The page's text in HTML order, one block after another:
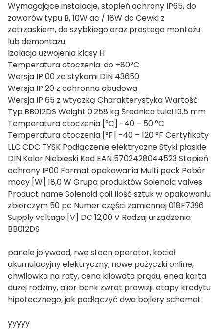
Wymagające instalacje, stopień ochrony IP65, do
zaworów typu B, 10W ac / 18W dc Cewki z
zatrzaskiem, do szybkiego oraz prostego montażu
lub demontażu
Izolacja uzwojenia klasy H
Temperatura otoczenia: do +80°C
Wersja IP 00 ze stykami DIN 43650
Wersja IP 20 z ochronna obudową
Wersja IP 65 z wtyczką Charakterystyka Wartość
Typ BB012DS Weight 0.258 kg Średnica tulei 13.5 mm
Temperatura otoczenia [°C] -40 – 50 °C
Temperatura otoczenia [°F] -40 – 120 °F Certyfikaty
LLC CDC TYSK Podłączenie elektryczne Styki płaskie
DIN Kolor Niebieski Kod EAN 5702428044523 Stopień
ochrony IP00 Format opakowania Multi pack Pobór
mocy [W] 18,0 W Grupa produktów Solenoid valves
Product name Solenoid coil Ilość sztuk w opakowaniu
zbiorczym 50 pc Numer części zamiennej 018F7396
Supply voltage [V] DC 12,00 V Rodzaj urządzenia
BB012DS
panele jolywood, rwe stoen operator, kocioł
akumulacyjny elektryczny, nowe pożyczki online,
chwilowka na raty, cena kilowata prądu, enea karta
dużej rodziny, alior bank zwrot prowizji, etapy kredytu
hipotecznego, jak podłączyć dwa bojlery schemat
yyyyy